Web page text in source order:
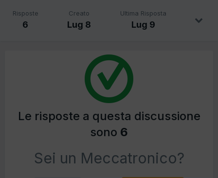
Risposte
6
Creato
Lug 8
Ultima Risposta
Lug 9
Le risposte a questa discussione
sono 6
Sei un Meccatronico?